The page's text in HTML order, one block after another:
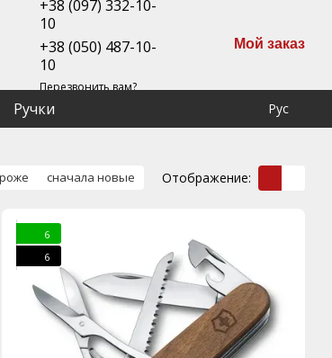
+38 (097) 332-10-
10
+38 (050) 487-10-
10
Перезвонить вам?
Мой заказ
Ручки Рус
сначала новые Отображение:
6
6